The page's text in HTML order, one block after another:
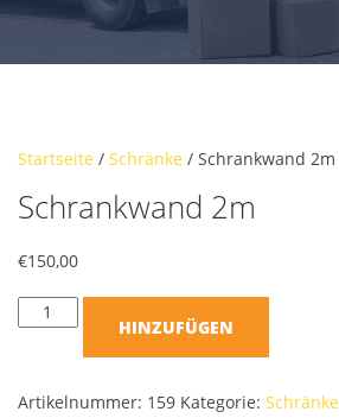
Startseite / Schränke / Schrankwand 2m
Schrankwand 2m
€150,00
HINZUFÜGEN
Artikelnummer: 159 Kategorie: Schränke